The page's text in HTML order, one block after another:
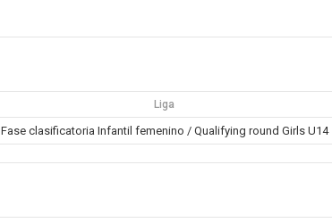
Liga
Fase clasificatoria Infantil femenino / Qualifying round Girls U14